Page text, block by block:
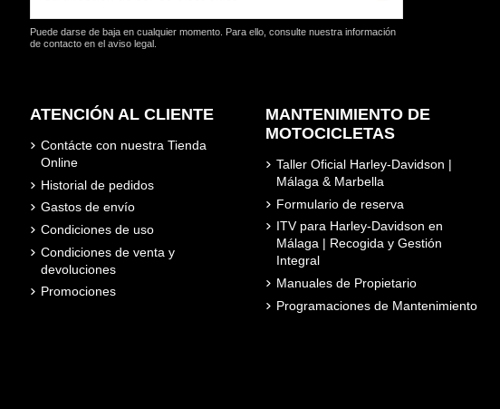
Puede darse de baja en cualquier momento. Para ello, consulte nuestra información
de contacto en el aviso legal.
ATENCIÓN AL CLIENTE
Contácte con nuestra Tienda
Online
Historial de pedidos
Gastos de envío
Condiciones de uso
Condiciones de venta y
devoluciones
Promociones
MANTENIMIENTO DE
MOTOCICLETAS
Taller Oficial Harley-Davidson |
Málaga & Marbella
Formulario de reserva
ITV para Harley-Davidson en
Málaga | Recogida y Gestión
Integral
Manuales de Propietario
Programaciones de Mantenimiento